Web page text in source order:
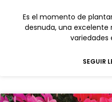
Es el momento de
desnuda, una
variedades
SEGUIR